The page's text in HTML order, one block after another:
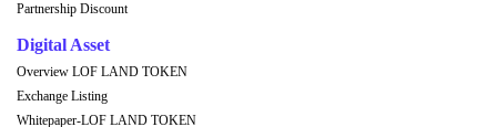
Partnership Discount
Digital Asset
Overview LOF LAND TOKEN
Exchange Listing
Whitepaper-LOF LAND TOKEN